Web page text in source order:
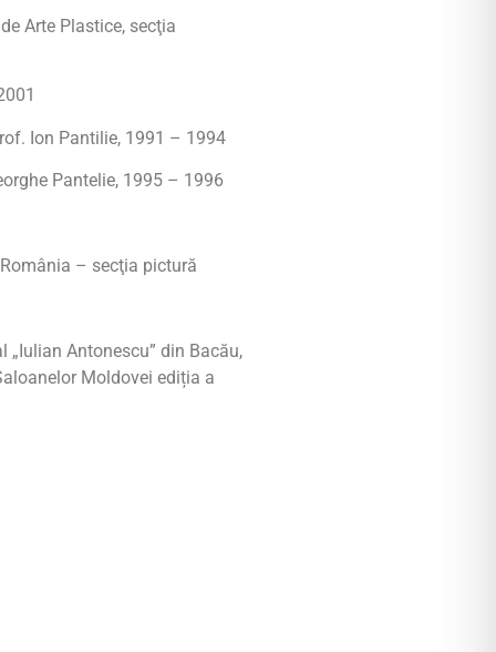
Arte Plastice, secţia
Ion Pantilie, 1991 – 1994
Pantelie, 1995 – 1996
– secţia pictură
Antonescu” din Bacău,
Moldovei ediția a